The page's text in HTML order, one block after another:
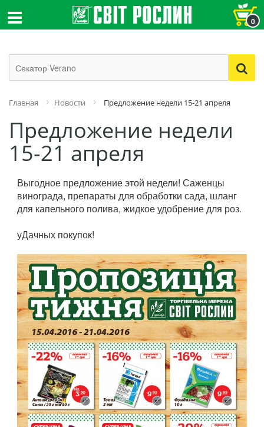
0
Главная Новости Предложение недели 15-21 апреля
Предложение недели
15-21 апреля
Выгодное предложение этой недели! Саженцы
винограда, препараты для обработки сада, шланг
для капельного полива, жидкое удобрение для роз.
уДачных покупок!